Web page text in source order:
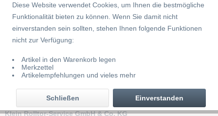
Gesetzgeber vorschreibt, an einer kommunalen Sammelstelle oder
im Handel vor Ort abgeben. Die Entsorgung über den
gewöhnlichen Hausmüll ist verboten und verstößt gegen das
Batteriegesetz. Die Abgabe ist für Sie kostenlos. Gerne können Sie
auch die bei uns erworbenen Batterien/Akkus nach dem Gebrauch
an uns unentgeltlich zurückgeben. Die Rücksendung der
Batterien/Akkus an uns muss in jedem Fall ausreichend frankiert
erfolgen. Rücksendungen von Batterien/Akkus sind zu richten an:
Klein Rolltor-Service GmbH & Co. KG
Diese Website verwendet Cookies, um Ihnen die bestmögliche
Funktionalität bieten zu können. Wenn Sie damit nicht
einverstanden sein sollten, stehen Ihnen folgende Funktionen
nicht zur Verfügung:
Artikel in den Warenkorb legen
Merkzettel
Artikelempfehlungen und vieles mehr
Einverstanden
Schließen